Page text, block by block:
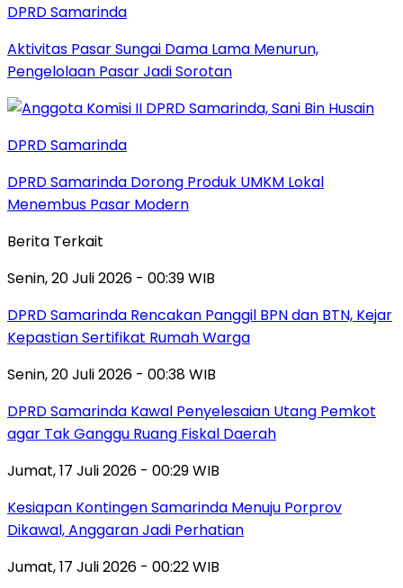
DPRD Samarinda
Aktivitas Pasar Sungai Dama Lama Menurun,
Pengelolaan Pasar Jadi Sorotan
DPRD Samarinda
DPRD Samarinda Dorong Produk UMKM Lokal
Menembus Pasar Modern
Berita Terkait
Senin, 20 Juli 2026 - 00:39 WIB
DPRD Samarinda Rencakan Panggil BPN dan BTN, Kejar
Kepastian Sertifikat Rumah Warga
Senin, 20 Juli 2026 - 00:38 WIB
DPRD Samarinda Kawal Penyelesaian Utang Pemkot
agar Tak Ganggu Ruang Fiskal Daerah
Jumat, 17 Juli 2026 - 00:29 WIB
Kesiapan Kontingen Samarinda Menuju Porprov
Dikawal, Anggaran Jadi Perhatian
Jumat, 17 Juli 2026 - 00:22 WIB